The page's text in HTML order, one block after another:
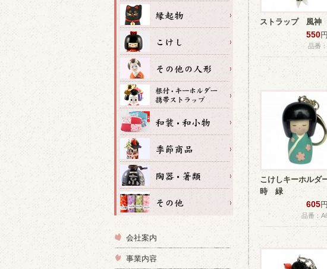
ストラップ 風神
550円
品番
こけしキーホル
時 緑
605円
品番：
会社案内
事業内容